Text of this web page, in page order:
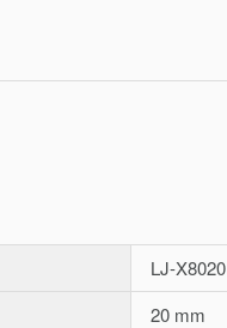
LJ-X8020
20 mm